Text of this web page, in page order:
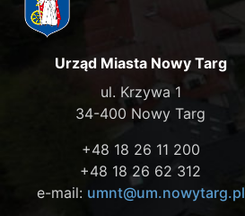
Urząd Miasta Nowy Targ
ul. Krzywa 1
34-400 Nowy Targ
+48 18 26 11 200
+48 18 26 62 312
e-mail: umnt@um.nowytarg.pl